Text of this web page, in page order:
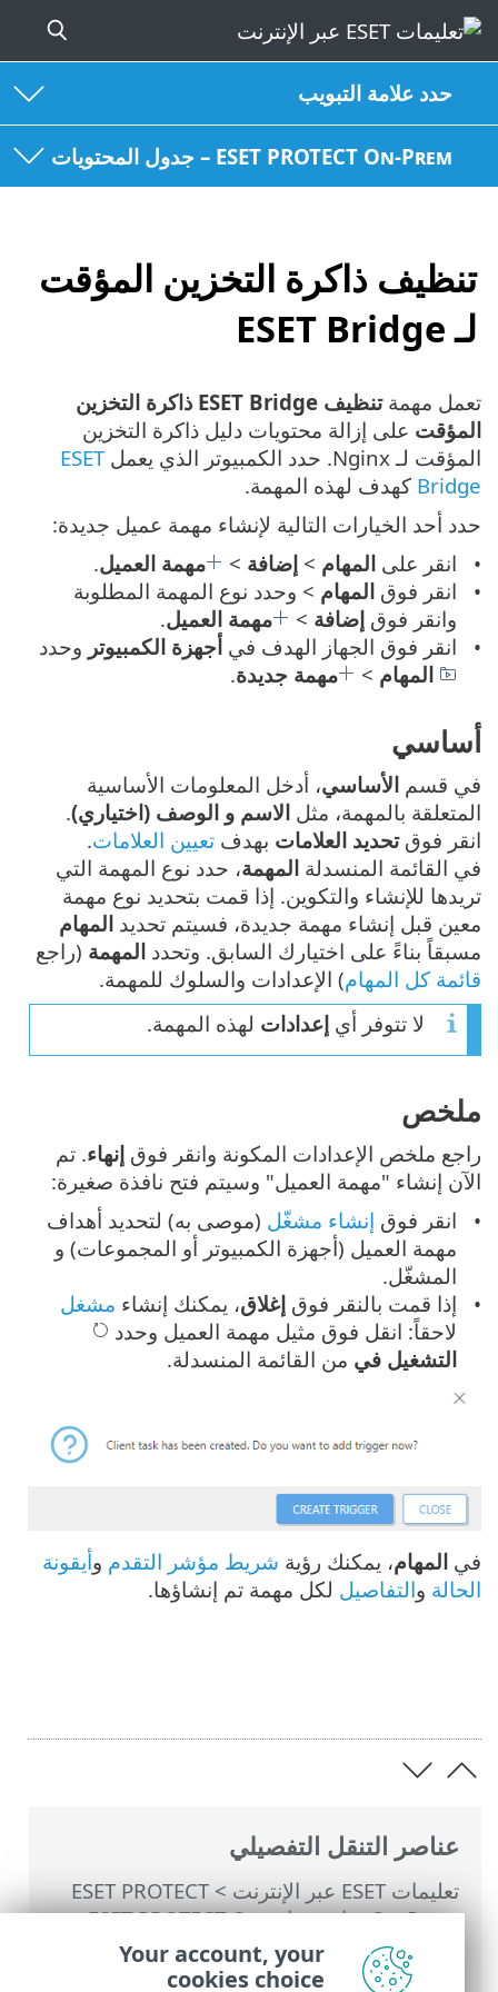
حدد علامة التبويب
ESET PROTECT On-Prem – جدول المحتويات
تنظيف ذاكرة التخزين المؤقت
لـ ESET Bridge
عناصر التنقل التفصيلي
تعليمات ESET عبر الإنترنت >
ESET PROTECT
On-Prem
>
استخدام ‎ESET PROTECT On-
>
القائمة الرئيسية ESET PROTECT On-
Prem
>المهام >مهام العميل> تنظيف ذاكرة
تعمل مهمة
تنظيف ESET Bridge ذاكرة التخزين
المؤقت على إزالة محتويات دليل ذاكرة التخزين
المؤقت لـ Nginx. حدد الكمبيوتر الذي يعمل
ESET
Bridge كهدف لهذه المهمة.
حدد أحد الخيارات التالية لإنشاء مهمة عميل جديدة:
انقر علىالمهام >إضافة > مهمة العميل.
انقر فوقالمهام > وحدد نوع المهمة المطلوبة
وانقر فوقإضافة > مهمة العميل.
انقر فوق الجهاز الهدف فيأجهزة الكمبيوتر وحدد
المهام > مهمة جديدة.
أساسي
في قسم الأساسي، أدخل المعلومات الأساسية
المتعلقة بالمهمة، مثل الاسم و الوصف (اختياري).
انقر فوقتحديد العلامات بهدف تعيين العلامات.
في القائمة المنسدلة المهمة، حدد نوع المهمة التي
تريدها للإنشاء والتكوين. إذا قمت بتحديد نوع مهمة
معين قبل إنشاء مهمة جديدة، فسيتم تحديد المهام
مسبقاً بناءً على اختيارك السابق. وتحدد المهمة (راجع
قائمة كل المهام) الإعدادات والسلوك للمهمة.
لا تتوفر أي إعدادات لهذه المهمة.
ملخص
راجع ملخص الإعدادات المكونة وانقر فوق إنهاء. تم
الآن إنشاء "مهمة العميل" وسيتم فتح نافذة صغيرة:
انقر فوق إنشاء مشغّل (موصى به) لتحديد أهداف
مهمة العميل (أجهزة الكمبيوتر أو المجموعات) و
المشغّل.
إذا قمت بالنقر فوقإغلاق، يمكنك إنشاء مشغل
لاحقاً: انقل فوق مثيل مهمة العميل وحدد
التشغيل في من القائمة المنسدلة.
في المهام، يمكنك رؤية شريط مؤشر التقدم وأيقونة
الحالة والتفاصيل لكل مهمة تم إنشاؤها.
Your account, your
cookies choice